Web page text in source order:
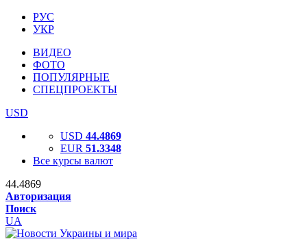
РУС
УКР
ВИДЕО
ФОТО
ПОПУЛЯРНЫЕ
СПЕЦПРОЕКТЫ
USD
USD 44.4869
EUR 51.3348
Все курсы валют
44.4869
Авторизация
Поиск
UA